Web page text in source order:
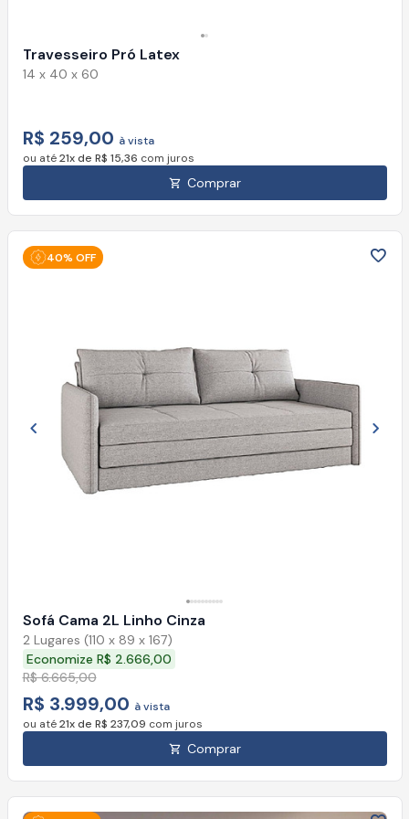
Travesseiro Pró Latex
14 x 40 x 60
R$ 259,00 à vista
ou até21x de R$ 15,36 com juros
Comprar
Imagem anterior
Sofá Cama 2L Linho Cinza
2 Lugares (110 x 89 x 167)
Economize R$ 2.666,00
R$ 6.665,00
R$ 3.999,00 à vista
ou até21x de R$ 237,09 com juros
Comprar
40% OFF